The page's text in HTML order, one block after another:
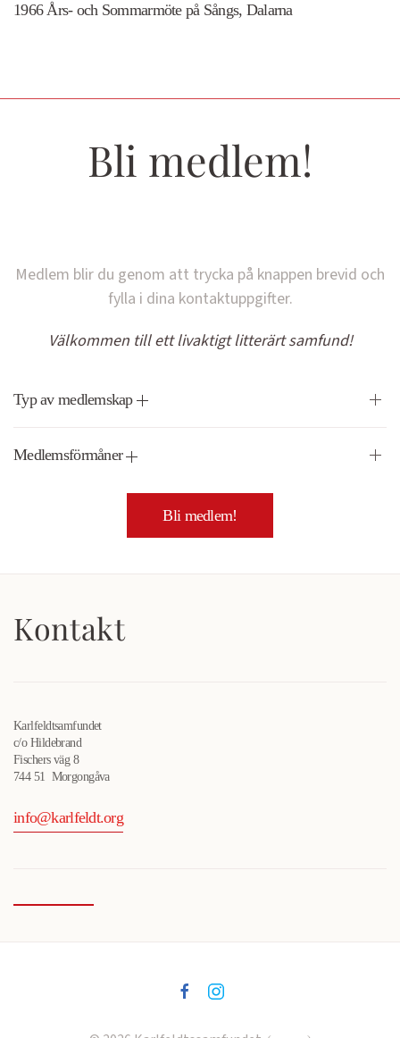
1966 Års- och Sommarmöte på Sångs, Dalarna
Bli medlem!
Medlem blir du genom att trycka på knappen brevid och
fylla i dina kontaktuppgifter.
Välkommen till ett livaktigt litterärt samfund!
Typ av medlemskap
Medlemsförmåner
Bli medlem!
Kontakt
Karlfeldtsamfundet
c/o Hildebrand
Fischers väg 8
744 51 Morgongåva
info@karlfeldt.org